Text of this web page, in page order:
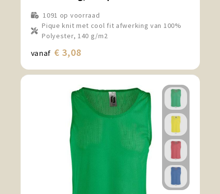
1091 op voorraad
Pique knit met cool fit afwerking van 100%
Polyester, 140 g/m2
vanaf € 3,08